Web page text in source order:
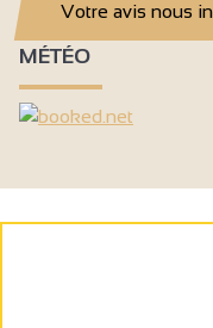
Votre avis nous
MÉTÉO